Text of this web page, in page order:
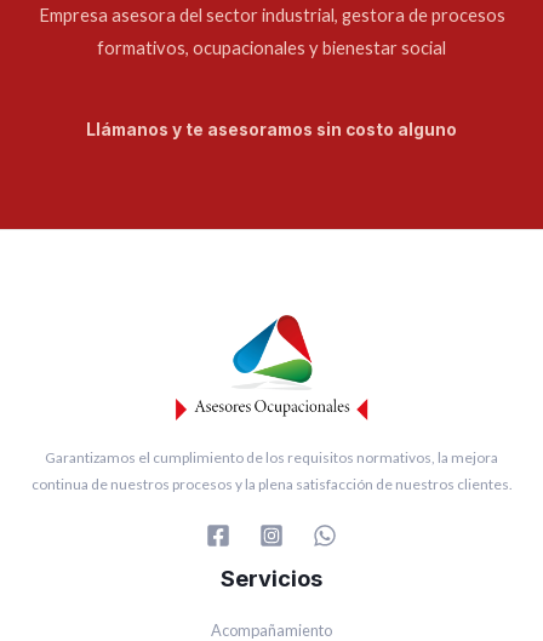
Empresa asesora del sector industrial, gestora de procesos
formativos, ocupacionales y bienestar social
Llámanos y te asesoramos sin costo alguno
Garantizamos el cumplimiento de los requisitos normativos, la mejora
continua de nuestros procesos y la plena satisfacción de nuestros clientes.
Servicios
Acompañamiento